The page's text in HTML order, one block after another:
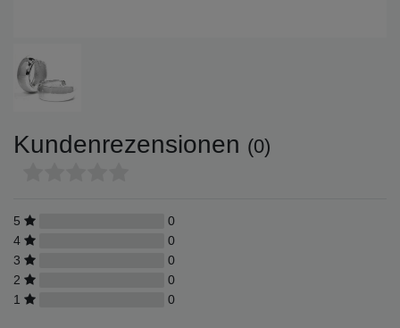
Kundenrezensionen (0)
5
0
4
0
3
0
2
0
1
0